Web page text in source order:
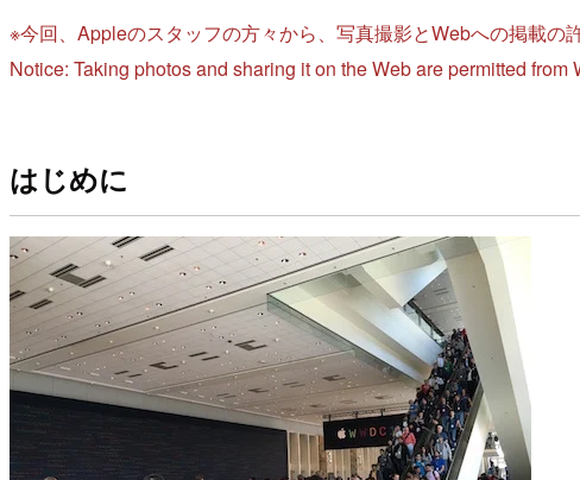
※今回、Appleのスタッフの方々から、写真撮影とWebへの掲載の
Notice: Taking photos and sharing it on the Web are permitted from
はじめに